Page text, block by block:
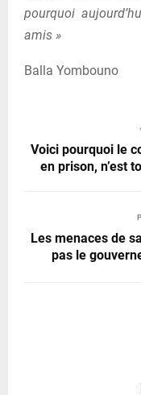
pourquoi
amis »
Balla Yombouno
Voici pourquoi le
en prison, n’est
Les menaces de
pas le